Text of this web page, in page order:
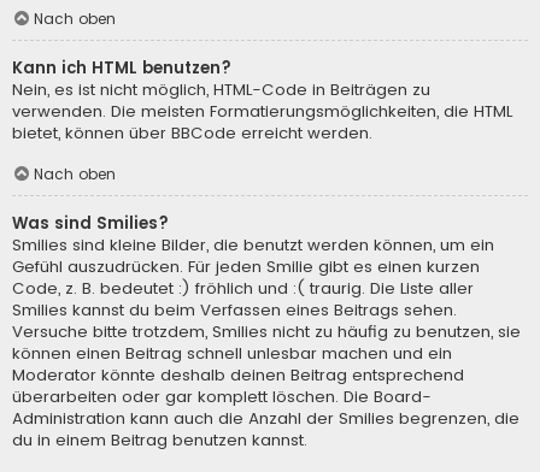
Nach oben
Kann ich HTML benutzen?
Nein, es ist nicht möglich, HTML-Code in Beiträgen zu
verwenden. Die meisten Formatierungsmöglichkeiten, die HTML
bietet, können über BBCode erreicht werden.
Nach oben
Was sind Smilies?
Smilies sind kleine Bilder, die benutzt werden können, um ein
Gefühl auszudrücken. Für jeden Smilie gibt es einen kurzen
Code, z. B. bedeutet :) fröhlich und :( traurig. Die Liste aller
Smilies kannst du beim Verfassen eines Beitrags sehen.
Versuche bitte trotzdem, Smilies nicht zu häufig zu benutzen, sie
können einen Beitrag schnell unlesbar machen und ein
Moderator könnte deshalb deinen Beitrag entsprechend
überarbeiten oder gar komplett löschen. Die Board-
Administration kann auch die Anzahl der Smilies begrenzen, die
du in einem Beitrag benutzen kannst.